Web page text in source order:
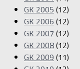
GK 2005 (12)
GK 2006 (12)
GK 2007 (12)
GK 2008(12)
GK 2009 (11)